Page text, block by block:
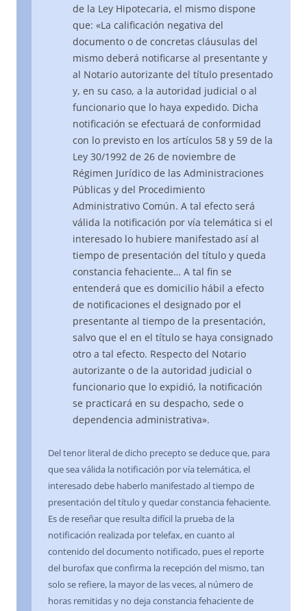
de la Ley Hipotecaria, el mismo dispone
que: «La calificación negativa del
documento o de concretas cláusulas del
mismo deberá notificarse al presentante y
al Notario autorizante del título presentado
y, en su caso, a la autoridad judicial o al
funcionario que lo haya expedido. Dicha
notificación se efectuará de conformidad
con lo previsto en los artículos 58 y 59 de la
Ley 30/1992 de 26 de noviembre de
Régimen Jurídico de las Administraciones
Públicas y del Procedimiento
Administrativo Común. A tal efecto será
válida la notificación por vía telemática si el
interesado lo hubiere manifestado así al
tiempo de presentación del título y queda
constancia fehaciente… A tal fin se
entenderá que es domicilio hábil a efecto
de notificaciones el designado por el
presentante al tiempo de la presentación,
salvo que el en el título se haya consignado
otro a tal efecto. Respecto del Notario
autorizante o de la autoridad judicial o
funcionario que lo expidió, la notificación
se practicará en su despacho, sede o
dependencia administrativa».
Del tenor literal de dicho precepto se deduce que, para
que sea válida la notificación por vía telemática, el
interesado debe haberlo manifestado al tiempo de
presentación del título y quedar constancia fehaciente.
Es de reseñar que resulta difícil la prueba de la
notificación realizada por telefax, en cuanto al
contenido del documento notificado, pues el reporte
del burofax que confirma la recepción del mismo, tan
solo se refiere, la mayor de las veces, al número de
horas remitidas y no deja constancia fehaciente de